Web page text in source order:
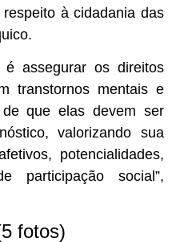
à cidadania das
é assegurar os direitos
transtornos mentais e
que elas devem ser
valorizando sua
potencialidades,
participação social”,
fotos)